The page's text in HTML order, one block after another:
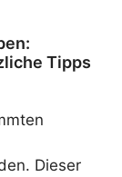
Tipps
Dieser